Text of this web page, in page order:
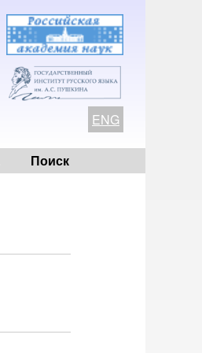
ENG
Поиск